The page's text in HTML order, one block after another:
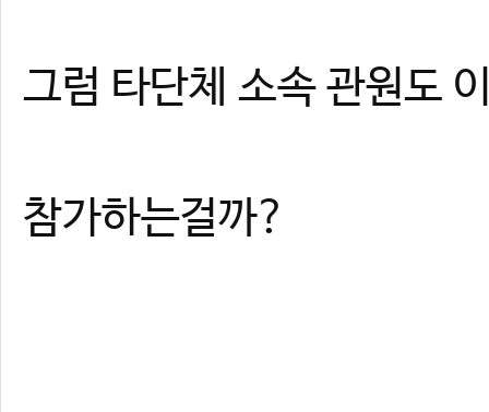
그럼 타단체 소속 관원도
참가하는걸까?